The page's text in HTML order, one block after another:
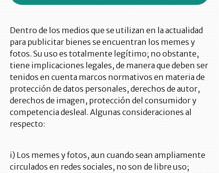
Dentro de los medios que se utilizan en la actualidad
para publicitar bienes se encuentran los memes y
fotos. Su uso es totalmente legítimo; no obstante,
tiene implicaciones legales, de manera que deben ser
tenidos en cuenta marcos normativos en materia de
protección de datos personales, derechos de autor,
derechos de imagen, protección del consumidor y
competencia desleal. Algunas consideraciones al
respecto:
i) Los memes y fotos, aun cuando sean ampliamente
circulados en redes sociales, no son de libre uso;